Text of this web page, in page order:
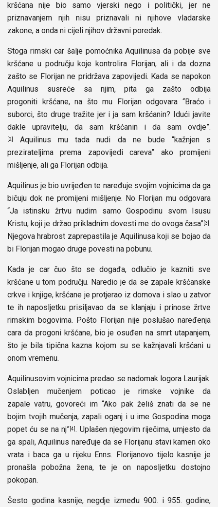
kršćana nije bio samo vjerski nego i politički, jer ne
priznavanjem njih nisu priznavali ni njihove vladarske
zakone, a onda ni cijeli njihov državni poredak.
Stoga rimski car šalje pomoćnika Aquilinusa da pobije sve
kršćane u području koje kontrolira Florijan, ali i da dozna
zašto se Florijan ne pridržava zapovijedi. Kada se napokon
Aquilinus susreće sa njim, pita ga zašto odbija
progoniti kršćane, na što mu Florijan odgovara “Braćo i
suborci, što druge tražite jer i ja sam kršćanin? Idući javite
dakle upravitelju, da sam kršćanin i da sam ovdje”.
[2]
Aquilinus mu tada nudi da ne bude “kažnjen s
prezirateljima prema zapovijedi careva” ako promijeni
mišljenje, ali ga Florijan odbija.
Aquilinus je bio uvrijeđen te naređuje svojim vojnicima da ga
bičuju dok ne promijeni mišljenje. No Florijan mu odgovara
“Ja istinsku žrtvu nudim samo Gospodinu svom Isusu
Kristu, koji je držao prikladnim dovesti me do ovoga časa” [3] .
Njegova hrabrost zaprepastila je Aquilinusa koji se bojao da
bi Florijan mogao druge povesti na pobunu.
Kada je car čuo što se događa, odlučio je kazniti sve
kršćane u tom području. Naredio je da se zapale kršćanske
crkve i knjige, kršćane je protjerao iz domova i slao u zatvor
te ih naposljetku prisiljavao da se klanjaju i prinose žrtve
rimskim bogovima. Pošto Florijan nije poslušao naređenja
cara da progoni kršćane, bio je osuđen na smrt utapanjem,
što je bila tipična kazna kojom su se kažnjavali kršćani u
onom vremenu.
Aquilinusovim vojnicima predao se nadomak logora Laurijak.
Oslabljen mučenjem poticao je rimske vojnike da
zapale vatru, govoreći im “Ako pak želiš znati da se ne
bojim tvojih mučenja, zapali oganj i u ime Gospodina moga
popet ću se na nj” [4] . Uplašen njegovim riječima, umjesto da
ga spali, Aquilinus naređuje da se Florijanu stavi kamen oko
vrata i baca ga u rijeku Enns. Florijanovo tijelo kasnije je
pronašla pobožna žena, te je on naposljetku dostojno
pokopan.
Šesto godina kasnije, negdje između 900. i 955. godine,